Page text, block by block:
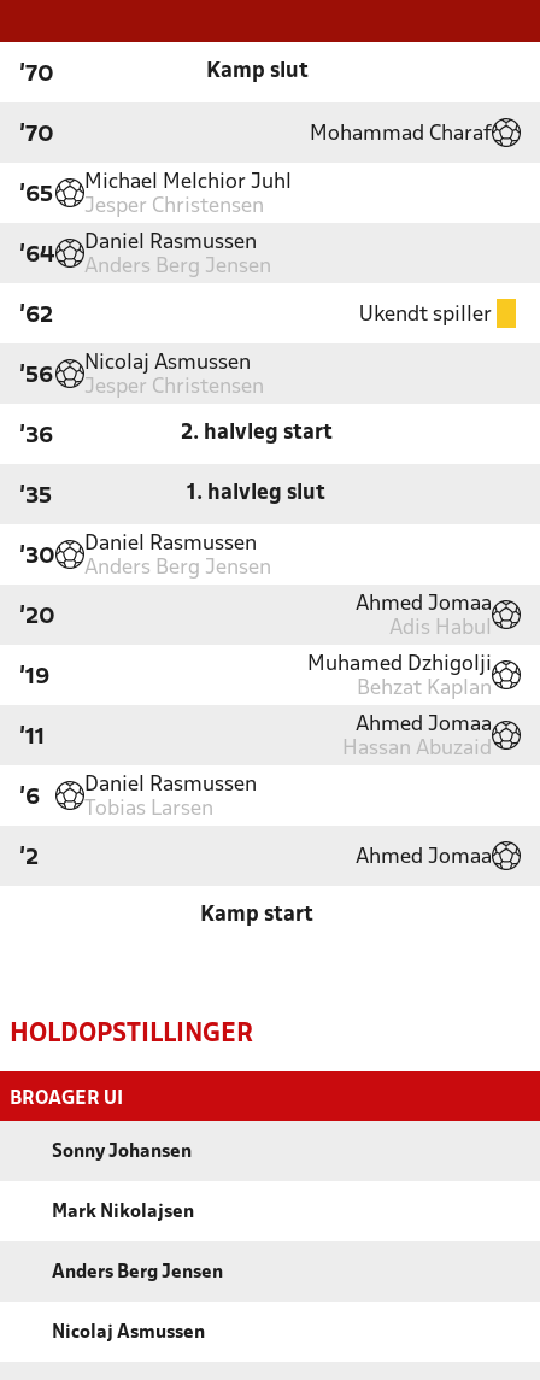
'70 Kamp slut
'70 Mohammad Charaf
'65
Michael Melchior Juhl
Jesper Christensen
'64
Daniel Rasmussen
Anders Berg Jensen
'62 Ukendt spiller
'56
Nicolaj Asmussen
Jesper Christensen
'36 2. halvleg start
'35 1. halvleg slut
'30
Daniel Rasmussen
Anders Berg Jensen
'20
Ahmed Jomaa
Adis Habul
'19
Muhamed Dzhigolji
Behzat Kaplan
'11
Ahmed Jomaa
Hassan Abuzaid
'6
Daniel Rasmussen
Tobias Larsen
'2 Ahmed Jomaa
Kamp start
HOLDOPSTILLINGER
BROAGER UI
Sonny Johansen
Mark Nikolajsen
Anders Berg Jensen
Nicolaj Asmussen